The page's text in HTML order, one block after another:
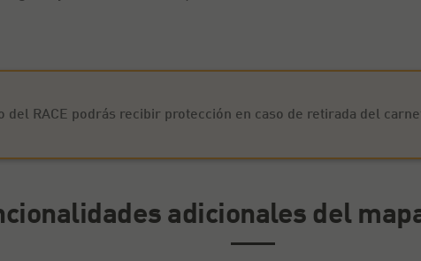
del RACE podrás recibir protección en caso de retirada del
adicionales del